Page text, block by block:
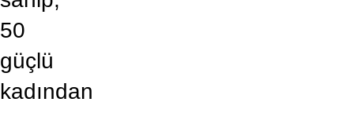
50
güçlü
kadından